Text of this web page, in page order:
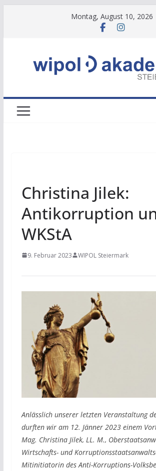
Montag, August 10, 2026
Christina Jilek:
Antikorruption
WKStA
9. Februar 2023 WIPOL Steiermark
Anlässlich unserer letzten Veranstaltung
durften wir am 12. Jänner 2023 einem
Mag. Christina Jilek, LL. M.,
Wirtschafts- und
Mitinitiatorin des Anti-Korruptions-